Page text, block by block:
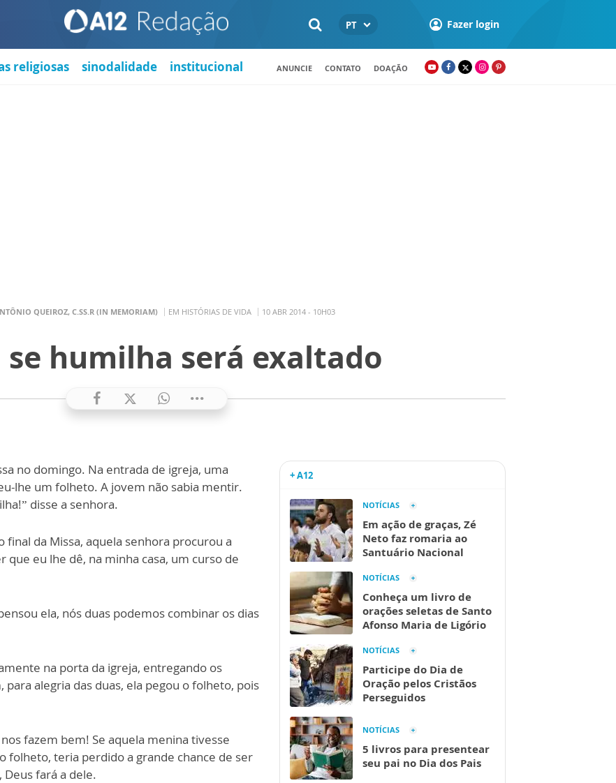
PT Fazer login
religiosas sinodalidade institucional ANUNCIE CONTATO DOAÇÃO
QUEIROZ, C.SS.R (IN MEMORIAM) EM HISTÓRIAS DE VIDA 10 ABR 2014 - 10H03
se humilha será exaltado
no domingo. Na entrada de igreja, uma
lhe um folheto. A jovem não sabia mentir.
disse a senhora.
da Missa, aquela senhora procurou a
que eu lhe dê, na minha casa, um curso de
ela, nós duas podemos combinar os dias
na porta da igreja, entregando os
alegria das duas, ela pegou o folheto, pois
fazem bem! Se aquela menina tivesse
folheto, teria perdido a grande chance de ser
fará a dele.
+ A12
NOTÍCIAS
Em ação de graças, Zé
Neto faz romaria ao
Santuário Nacional
NOTÍCIAS
Conheça um livro de
orações seletas de Santo
Afonso Maria de Ligório
NOTÍCIAS
Participe do Dia de
Oração pelos Cristãos
Perseguidos
NOTÍCIAS
5 livros para presentear
seu pai no Dia dos Pais